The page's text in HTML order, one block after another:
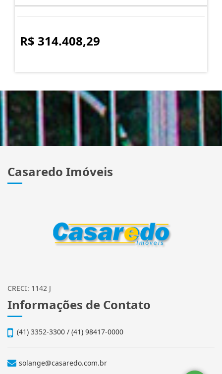
R$ 314.408,29
Casaredo Imóveis
CRECI: 1142 J
Informações de Contato
(41) 3352-3300 / (41) 98417-0000
solange@casaredo.com.br